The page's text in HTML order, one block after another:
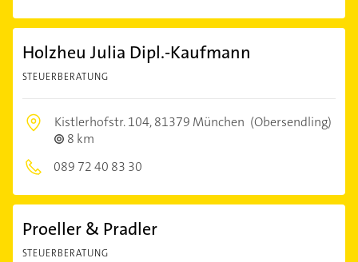
Holzheu Julia Dipl.-Kaufmann
STEUERBERATUNG
Kistlerhofstr. 104,81379 München (Obersendling)
8 km
089 72 40 83 30
Proeller & Pradler
STEUERBERATUNG